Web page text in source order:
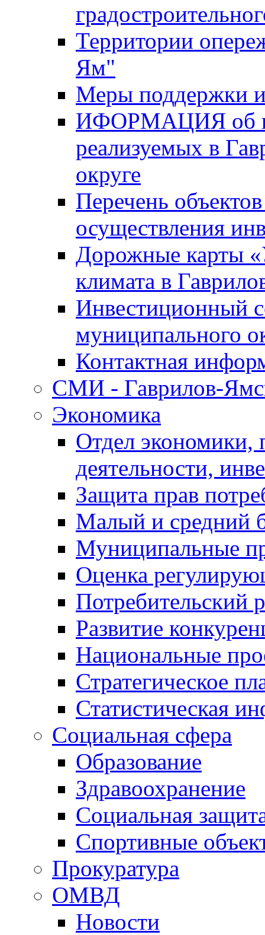
Территории
Ям"
Меры поддержки
ИФОРМАЦИЯ об
реализуемых в
округе
Перечень
осуществления
Дорожные карты
климата в
Инвестиционный
муниципального
Контактная
СМИ - Гаврилов-
Экономика
Отдел экономики,
деятельности,
Защита прав
Малый и средний
Муниципальные
Оценка
Потребительский
Развитие
Национальные
Стратегическое
Статистическая
Социальная сфера
Образование
Здравоохранение
Социальная
Спортивные
Прокуратура
ОМВД
Новости